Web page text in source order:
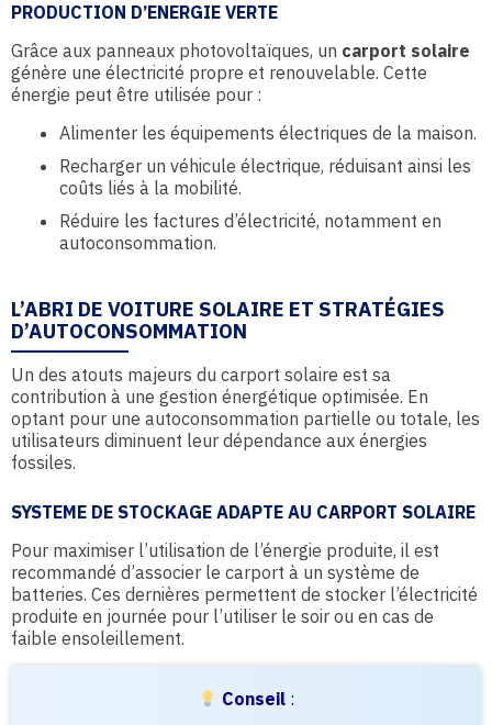
PRODUCTION D’ENERGIE VERTE
Grâce aux panneaux photovoltaïques, un carport solaire
génère une électricité propre et renouvelable. Cette
énergie peut être utilisée pour :
Alimenter les équipements électriques de la maison.
Recharger un véhicule électrique, réduisant ainsi les
coûts liés à la mobilité.
Réduire les factures d’électricité, notamment en
autoconsommation.
L’ABRI DE VOITURE SOLAIRE ET STRATÉGIES
D’AUTOCONSOMMATION
Un des atouts majeurs du carport solaire est sa
contribution à une gestion énergétique optimisée. En
optant pour une autoconsommation partielle ou totale, les
utilisateurs diminuent leur dépendance aux énergies
fossiles.
SYSTEME DE STOCKAGE ADAPTE AU CARPORT SOLAIRE
Pour maximiser l’utilisation de l’énergie produite, il est
recommandé d’associer le carport à un système de
batteries. Ces dernières permettent de stocker l’électricité
produite en journée pour l’utiliser le soir ou en cas de
faible ensoleillement.
Conseil :